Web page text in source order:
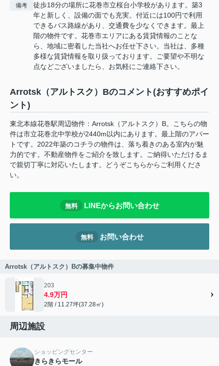
備考
徒歩18分の場所に花巻市立桜台小学校があります。築3
年と新しく、設備の面でも充実。付近には100円で利用
できるバス路線があり、交通費を少なくできます。最上
階の物件です。花巻市エリアにある賃貸情報のことな
ら、地域に密着した当社へお任せ下さい。当社は、多種
多様な賃貸情報を取り扱っております。ご要望や不明な
点などございましたら、お気軽にご連絡下さい。
Arrotsk（アルトスク）Bのコメント(おすすめポイ
ント)
東北本線花巻駅周辺物件：Arrotsk（アルトスク）B。こちらの物
件は市立花巻北中学校が2440m以内にあります。最上階のアパー
トです。2022年築のコチラの物件は、落ち着きのある室内が魅
力的です。不動産物件をご紹介を致します。ご納得いただけるま
で親切丁寧に対応いたします。どうぞこちらからご利用くださ
い。
無料 LINEからお問い合わせ
無料 お問い合わせ
Arrotsk（アルトスク）Bの募集中物件
203
4.9万円
2階 / 11.27坪(37.28㎡)
周辺施設
ショッピングセンター
きらきらモール